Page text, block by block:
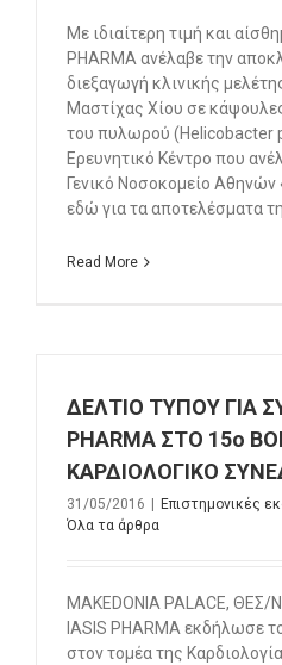
Mε ιδιαίτερη τιμή και
PHARMA ανέλαβε την
διεξαγωγή κλινικής
Μαστίχας Χίου σε
του πυλωρού (Helicobacter
Ερευνητικό Κέντρο που
Γενικό Νοσοκομείο Αθηνών
εδώ για τα αποτελέσματα
Read More
ΔΕΛΤΙΟ ΤΥΠΟΥ ΓΙΑ
PHARMA ΣΤO 15o
ΚΑΡΔΙΟΛΟΓΙΚΟ
31/05/2016 Επιστημονικές
Όλα τα άρθρα
ΜΑΚΕDONIA PALACE, ΘΕΣ/
ΙΑSIS PHARMA εκδήλωσε
στον τομέα της